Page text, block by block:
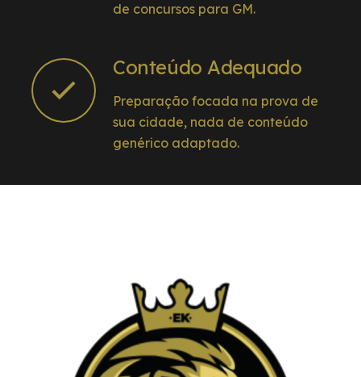
de concursos para GM.
Conteúdo Adequado
Preparação focada na prova de
sua cidade, nada de conteúdo
genérico adaptado.